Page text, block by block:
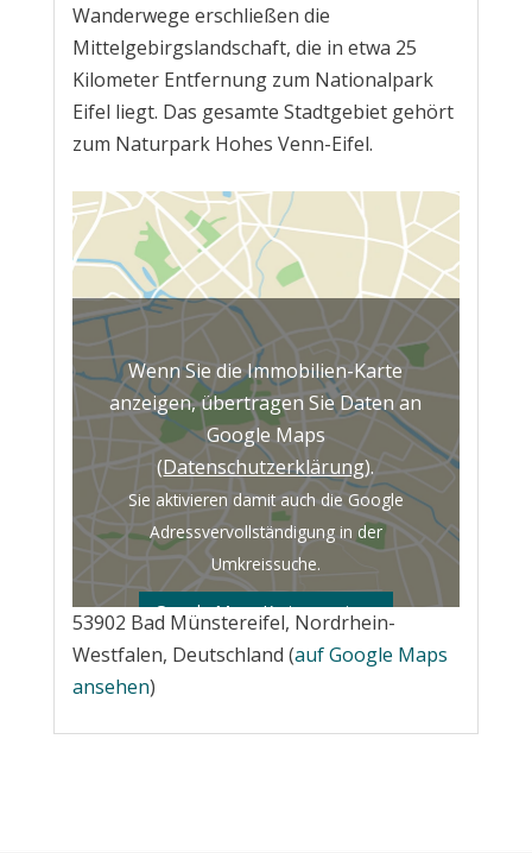
Wanderwege erschließen die
Mittelgebirgslandschaft, die in etwa 25
Kilometer Entfernung zum Nationalpark
Eifel liegt. Das gesamte Stadtgebiet gehört
zum Naturpark Hohes Venn-Eifel.
Wenn Sie die Immobilien-Karte
anzeigen, übertragen Sie Daten an
Google Maps
(Datenschutzerklärung).
Sie aktivieren damit auch die Google
Adressvervollständigung in der
Umkreissuche.
Google Maps Karte anzeigen
53902 Bad Münstereifel, Nordrhein-
Westfalen, Deutschland (auf Google Maps
ansehen)